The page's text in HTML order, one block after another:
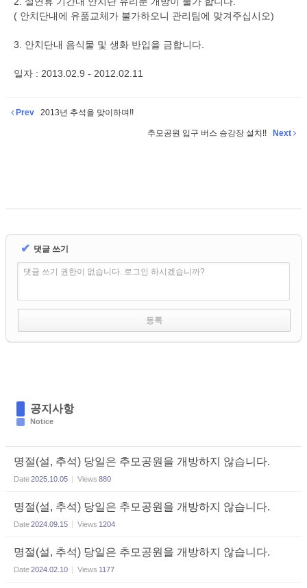
( 안치단내에 유품교체가 불가하오니 관리팀에 맞겨주십시오)
3. 안치단내 음식물 및 생화 반입을 금합니다.
일자 : 2013.02.9 - 2012.02.11
Prev 2013년 추석을 맞이하며!!
추모공원 입구 버스 승강장 설치!! Next
✔ 댓글 쓰기
댓글 쓰기 권한이 없습니다. 로그인 하시겠습니까?
공지사항
Notice
명절(설, 추석) 당일은 추모공원을 개방하지 않습니다.
Date2025.10.05 Views 880
명절(설, 추석) 당일은 추모공원을 개방하지 않습니다.
Date2024.09.15 Views 1204
명절(설, 추석) 당일은 추모공원을 개방하지 않습니다.
Date2024.02.10 Views 1177